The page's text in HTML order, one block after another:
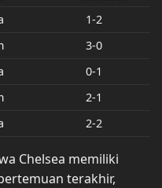
1-2
3-0
0-1
2-1
2-2
Chelsea memiliki
terakhir,